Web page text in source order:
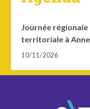
Journée
territoriale à
10/11/2026